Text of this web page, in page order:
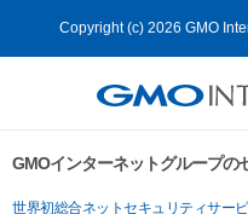
Copyright (c) 2026 GMO
GMOインターネットグループの
世界初総合ネットセキュリティサー